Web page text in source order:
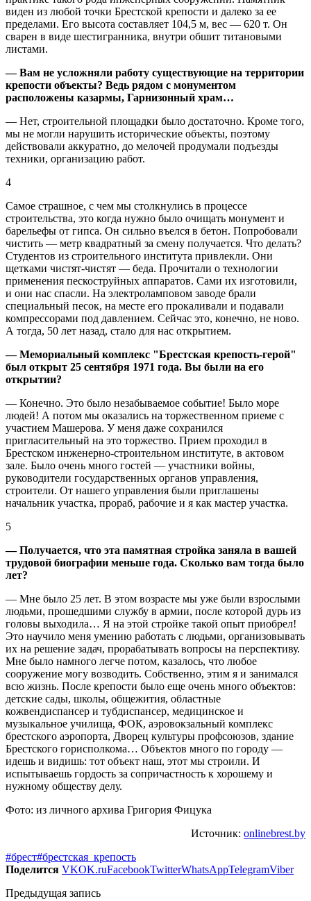
виден из любой точки Брестской крепости и далеко за ее
пределами. Его высота составляет 104,5 м, вес — 620 т. Он
сварен в виде шестигранника, внутри обшит титановыми
листами.
— Вам не усложняли работу существующие на территории
крепости объекты? Ведь рядом с монументом
расположены казармы, Гарнизонный храм…
— Нет, строительной площадки было достаточно. Кроме того,
мы не могли нарушить исторические объекты, поэтому
действовали аккуратно, до мелочей продумали подъезды
техники, организацию работ.
4
Самое страшное, с чем мы столкнулись в процессе
строительства, это когда нужно было очищать монумент и
барельефы от гипса. Он сильно въелся в бетон. Попробовали
чистить — метр квадратный за смену получается. Что делать?
Студентов из строительного института привлекли. Они
щетками чистят-чистят — беда. Прочитали о технологии
применения пескоструйных аппаратов. Сами их изготовили,
и они нас спасли. На электроламповом заводе брали
специальный песок, на месте его прокаливали и подавали
компрессорами под давлением. Сейчас это, конечно, не ново.
А тогда, 50 лет назад, стало для нас открытием.
— Мемориальный комплекс "Брестская крепость-герой"
был открыт 25 сентября 1971 года. Вы были на его
открытии?
— Конечно. Это было незабываемое событие! Было море
людей! А потом мы оказались на торжественном приеме с
участием Машерова. У меня даже сохранился
пригласительный на это торжество. Прием проходил в
Брестском инженерно-строительном институте, в актовом
зале. Было очень много гостей — участники войны,
руководители государственных органов управления,
строители. От нашего управления были приглашены
начальник участка, прораб, рабочие и я как мастер участка.
5
— Получается, что эта памятная стройка заняла в вашей
трудовой биографии меньше года. Сколько вам тогда было
лет?
— Мне было 25 лет. В этом возрасте мы уже были взрослыми
людьми, прошедшими службу в армии, после которой дурь из
головы выходила… Я на этой стройке такой опыт приобрел!
Это научило меня умению работать с людьми, организовывать
их на решение задач, прорабатывать вопросы на перспективу.
Мне было намного легче потом, казалось, что любое
сооружение могу возводить. Собственно, этим я и занимался
всю жизнь. После крепости было еще очень много объектов:
детские сады, школы, общежития, областные
кожвендиспансер и тубдиспансер, медицинское и
музыкальное училища, ФОК, аэровокзальный комплекс
брестского аэропорта, Дворец культуры профсоюзов, здание
Брестского горисполкома… Объектов много по городу —
идешь и видишь: тот объект наш, этот мы строили. И
испытываешь гордость за сопричастность к хорошему и
нужному обществу делу.
Фото: из личного архива Григория Фицука
Источник: onlinebrest.by
#брест#брестская_крепость
Поделится VKOK.ruFacebookTwitterWhatsAppTelegramViber
Предыдущая запись